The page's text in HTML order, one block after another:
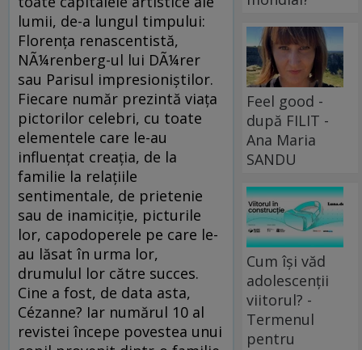
lumii, de-a lungul timpului:
Florenţa renascentistă,
NÃ¼renberg-ul lui DÃ¼rer
sau Parisul impresioniştilor.
Fiecare număr prezintă viaţa
pictorilor celebri, cu toate
elementele care le-au
influenţat creaţia, de la
familie la relaţiile
sentimentale, de prietenie
sau de inamiciţie, picturile
lor, capodoperele pe care le-
au lăsat în urma lor,
drumulul lor către succes.
Cine a fost, de data asta,
Cézanne? Iar numărul 10 al
revistei începe povestea unui
Feel good -
după FILIT -
Ana Maria
SANDU
Cum își văd
adolescenții
viitorul? -
Termenul
pentru